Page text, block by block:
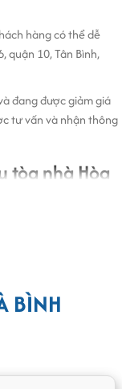
hàng có thể dễ
quận 10, Tân Bình,
đang được giảm giá
tư vấn và nhận thông
tòa nhà Hòa
Bình Building
phòng như:
BÌNH